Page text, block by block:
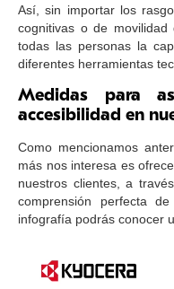
Así, sin importar los
cognitivas o de
todas las personas la
diferentes herramientas
Medidas para
accesibilidad en
Como mencionamos
más nos interesa es
nuestros clientes, a
comprensión perfecta
infografía podrás conocer